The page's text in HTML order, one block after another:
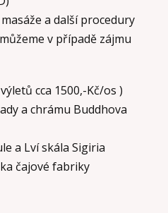
a další procedury
v případě zájmu
cca 1500,-Kč/os )
a chrámu Buddhova
a Lví skála Sigiria
čajové fabriky